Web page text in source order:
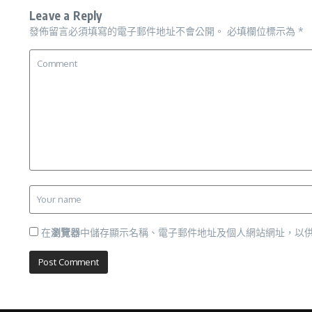
Leave a Reply
發佈留言必須填寫的電子郵件地址不會公開。 必填欄位標示為 *
在瀏覽器中儲存顯示名稱、電子郵件地址及個人網站網址，以